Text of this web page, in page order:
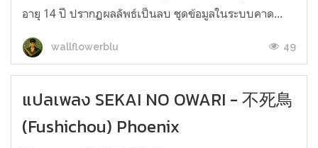
อายุ 14 ปี ปรากฏผลลัพธ์เป็นลบ ชุดข้อมูลในระบบคาด...
wallflowerblu 49
แปลเพลง SEKAI NO OWARI - 不死鳥
(Fushichou) Phoenix